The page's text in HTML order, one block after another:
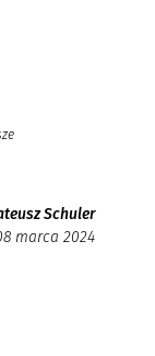
Schuler
marca 2024